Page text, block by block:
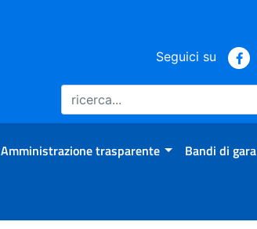
Seguici su
Amministrazione trasparente Bandi di gara